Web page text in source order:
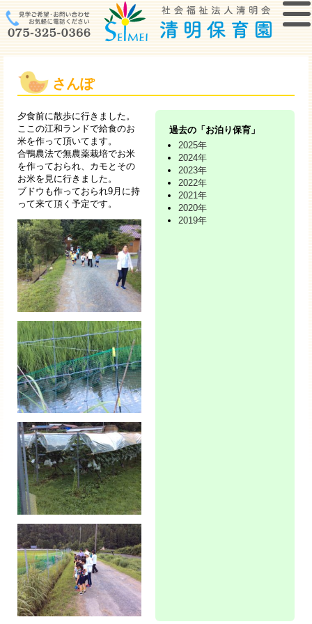
さんぽ
夕食前に散歩に行きました。
ここの江和ランドで給食のお
米を作って頂いてます。
合鴨農法で無農薬栽培でお米
を作っておられ、カモとその
お米を見に行きました。
ブドウも作っておられ9月に持
って来て頂く予定です。
過去の「お泊り保育」
2025年
2024年
2023年
2022年
2021年
2020年
2019年